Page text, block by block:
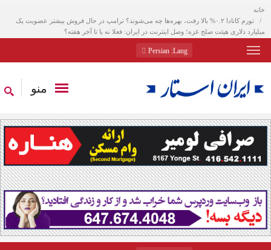
خانه
تورم کانادا ۰.۲% بالا رفت، بهره‌ها چه می‌شوند؟ ترامپ در حال فروش بیشتر عضویت یک
میلیارد دلاری هیئت صلح غزه؛ وصل اینترنت در ایران: فعلا نه یا تا آخر هفته؟
Lang
: Persian
منو